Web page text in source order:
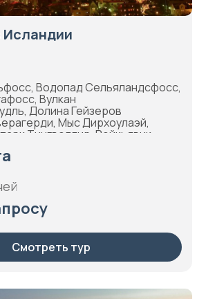
Исландии
Водопад Сельяландсфосс,
Вулкан
Долина Гейзеров
Мыс Дирхоулаэй,
Тингвеллир, Рейкьявик
Смотреть тур